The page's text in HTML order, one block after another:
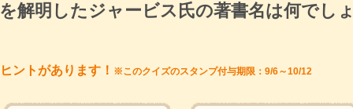
解明したジャービス氏の著書名は何でし
ントがあります！ ※このクイズのスタンプ付与期限：9/6～10/12